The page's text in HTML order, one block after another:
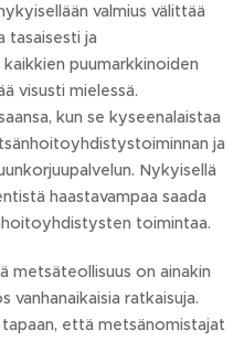
valmius välittää
tasaisesti ja
puumarkkinoiden
visusti mielessä.
kun se kyseenalaistaa
ja
Nykyisellä
haastavampaa saada
toimintaa.
metsäteollisuus on ainakin
vanhanaikaisia ratkaisuja.
että metsänomistajat